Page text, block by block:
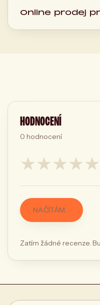
Online prodej
HODNOCENÍ
0 hodnocení
★★★★★
NAČÍTÁM…
Zatím žádné recenze.